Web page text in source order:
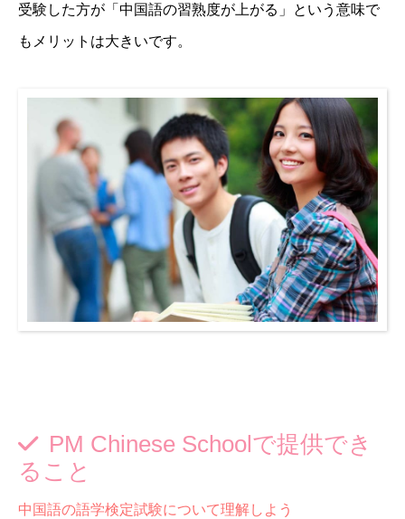
受験した方が「中国語の習熟度が上がる」という意味で
もメリットは大きいです。
PM Chinese Schoolで提供でき
ること
中国語の語学検定試験について理解しよう